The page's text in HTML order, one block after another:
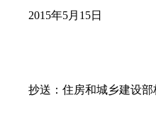
2015年5月15日
抄送：住房和城乡建设部